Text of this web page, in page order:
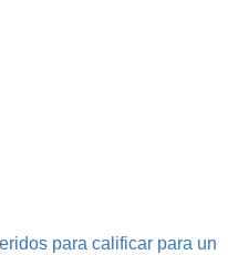
para calificar para un